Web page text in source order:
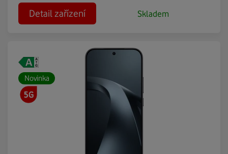
Detail zařízení Skladem
Novinka